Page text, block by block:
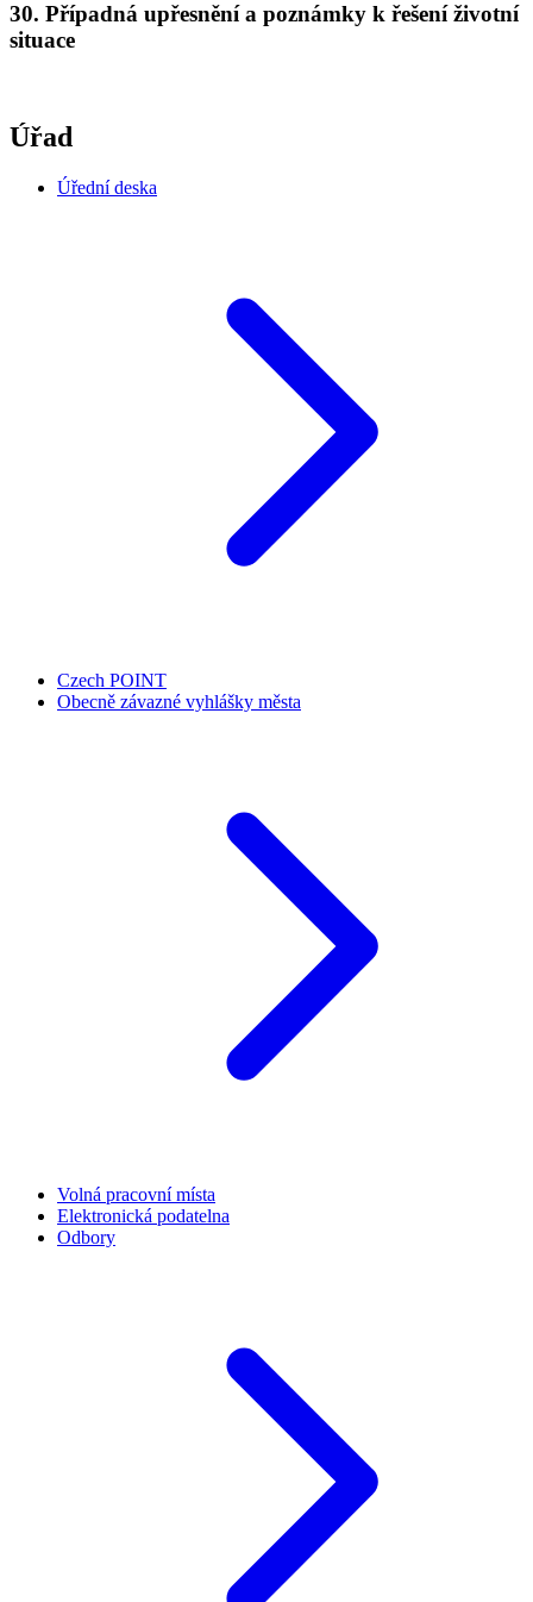
30. Případná upřesnění a poznámky k řešení životní
situace
Úřad
Úřední deska
Czech POINT
Obecně závazné vyhlášky města
Volná pracovní místa
Elektronická podatelna
Odbory